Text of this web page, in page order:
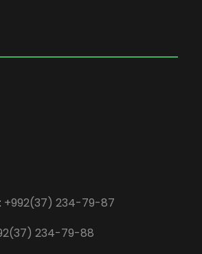
+992(37) 234-79-87
234-79-88